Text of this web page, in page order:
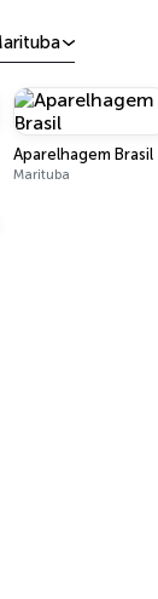
Aparelhagem Brasil
Marituba